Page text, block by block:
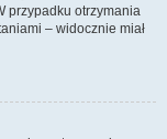
przypadku otrzymania
– widocznie miał